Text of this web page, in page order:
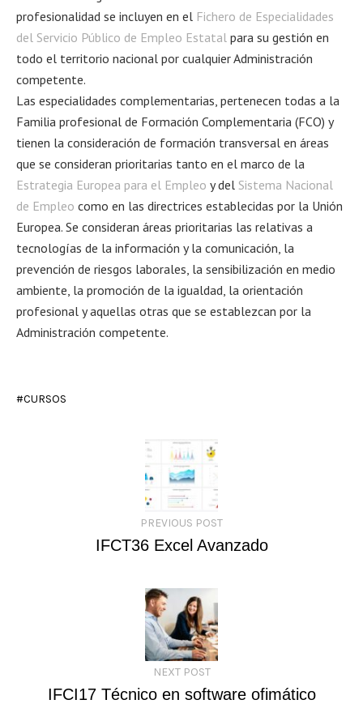
profesionalidad se incluyen en el Fichero de Especialidades
del Servicio Público de Empleo Estatal para su gestión en
todo el territorio nacional por cualquier Administración
competente.
Las especialidades complementarias, pertenecen todas a la
Familia profesional de Formación Complementaria (FCO) y
tienen la consideración de formación transversal en áreas
que se consideran prioritarias tanto en el marco de la
Estrategia Europea para el Empleo y del Sistema Nacional
de Empleo como en las directrices establecidas por la Unión
Europea. Se consideran áreas prioritarias las relativas a
tecnologías de la información y la comunicación, la
prevención de riesgos laborales, la sensibilización en medio
ambiente, la promoción de la igualdad, la orientación
profesional y aquellas otras que se establezcan por la
Administración competente.
CURSOS
PREVIOUS POST
IFCT36 Excel Avanzado
NEXT POST
IFCI17 Técnico en software ofimático